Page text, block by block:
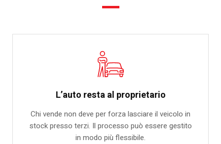
L’auto resta al proprietario
Chi vende non deve per forza lasciare il veicolo in
stock presso terzi. Il processo può essere gestito
in modo più flessibile.